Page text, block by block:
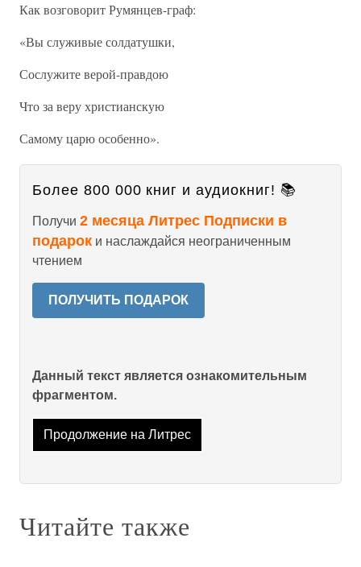
Как возговорит Румянцев-граф:
«Вы служивые солдатушки,
Сослужите верой-правдою
Что за веру христианскую
Самому царю особенно».
Более 800 000 книг и аудиокниг! 📚
Получи 2 месяца Литрес Подписки в
подарок и наслаждайся неограниченным
чтением
ПОЛУЧИТЬ ПОДАРОК
Данный текст является ознакомительным
фрагментом.
Продолжение на Литрес
Читайте также